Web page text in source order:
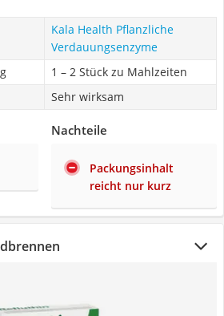
Kala Health Pflanzliche
Verdauungsenzyme
1 – 2 Stück zu Mahlzeiten
Sehr wirksam
Nachteile
Packungsinhalt
reicht nur kurz